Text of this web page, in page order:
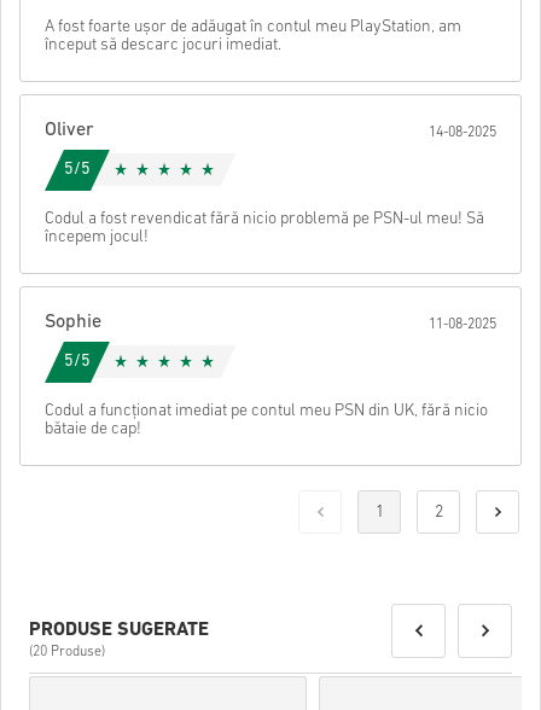
A fost foarte ușor de adăugat în contul meu PlayStation, am
început să descarc jocuri imediat.
Oliver 14-08-2025
5/5
Codul a fost revendicat fără nicio problemă pe PSN-ul meu! Să
începem jocul!
Sophie 11-08-2025
5/5
Codul a funcționat imediat pe contul meu PSN din UK, fără nicio
bătaie de cap!
1 2
PRODUSE SUGERATE
(20 Produse)